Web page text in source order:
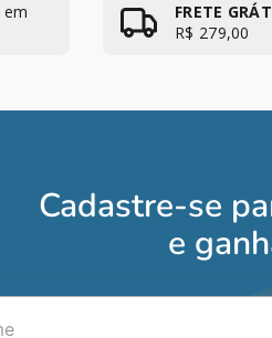
em
FRETE
R$ 279,00
Cadastre-se
e